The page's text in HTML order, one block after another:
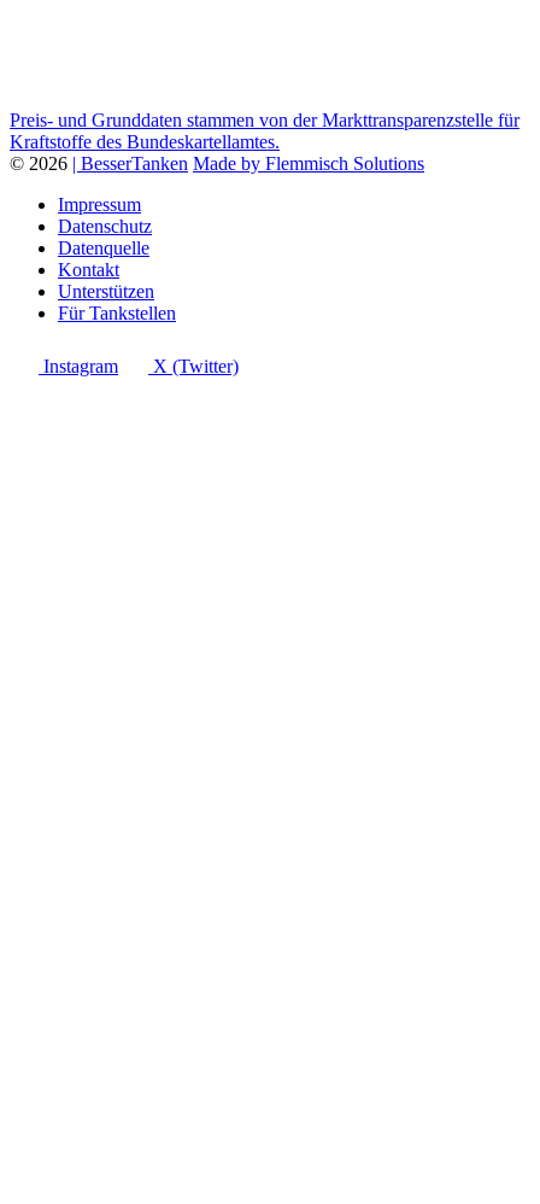
Preis- und Grunddaten stammen von der Markttransparenzstelle für
Kraftstoffe des Bundeskartellamtes.
© 2026 | BesserTanken Made by Flemmisch Solutions
Impressum
Datenschutz
Datenquelle
Kontakt
Unterstützen
Für Tankstellen
Instagram X (Twitter)